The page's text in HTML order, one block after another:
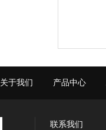
关于我们 产品中心
联系我们